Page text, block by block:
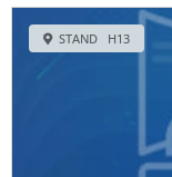
STAND H13